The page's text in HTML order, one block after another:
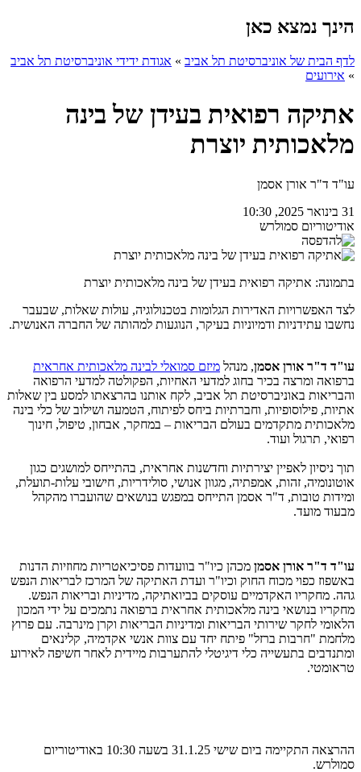
הינך נמצא כאן
לדף הבית של אוניברסיטת תל אביב » אגודת ידידי אוניברסיטת תל אביב
» אירועים
אתיקה רפואית בעידן של בינה
מלאכותית יוצרת
עו"ד ד"ר אורן אסמן
31 בינואר 2025, 10:30
אודיטוריום סמולרש
בתמונה: אתיקה רפואית בעידן של בינה מלאכותית יוצרת
לצד האפשרויות האדירות הגלומות בטכנולוגיה, עולות שאלות, שבעבר
נחשבו עתידניות ודמיוניות בעיקר, הנוגעות למהותה של החברה האנושית.
עו"ד ד"ר אורן אסמן, מנהל מיזם סמואלי לבינה מלאכותית אחראית
ברפואה ומרצה בכיר בחוג למדעי האחיות, הפקולטה למדעי הרפואה
והבריאות באוניברסיטת תל אביב, לקח אותנו בהרצאתו למסע בין שאלות
אתיות, פילוסופיות, וחברתיות ביחס לפיתוח, הטמעה ושילוב של כלי בינה
מלאכותית מתקדמים בעולם הבריאות – במחקר, אבחון, טיפול, חינוך
רפואי, תרגול ועוד.
תוך ניסיון לאפיין יצירתיות וחדשנות אחראית, בהתייחס למושגים כגון
אוטונומיה, זהות, אמפתיה, מגוון אנושי, סולידריות, חישובי עלות-תועלת,
ומידות טובות, ד"ר אסמן התייחס במפגש בנושאים שהועברו מהקהל
מבעוד מועד.
עו"ד ד"ר אורן אסמן מכהן כיו"ר בוועדות פסיכיאטריות מחוזיות הדנות
באשפוז כפוי מכוח החוק וכיו"ר ועדת האתיקה של המרכז לבריאות הנפש
גהה. מחקריו האקדמיים עוסקים בביואתיקה, מדיניות ובריאות הנפש.
מחקריו בנושאי בינה מלאכותית אחראית ברפואה נתמכים על ידי המכון
הלאומי לחקר שירותי הבריאות ומדיניות הבריאות וקרן מינרבה. עם פרוץ
מלחמת "חרבות ברזל" פיתח יחד עם צוות אנשי אקדמיה, קלינאים
ומתנדבים בתעשייה כלי דיגיטלי להתערבות מיידית לאחר חשיפה לאירוע
טראומטי.
ההרצאה התקיימה ביום שישי 31.1.25 בשעה 10:30 באודיטוריום
סמולרש.